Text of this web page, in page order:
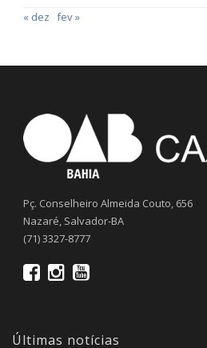
« dez fev »
Pç. Conselheiro Almeida Couto, 656
Nazaré, Salvador-BA
(71) 3327-8777
Últimas notícias